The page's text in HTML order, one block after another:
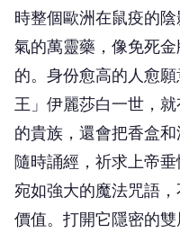
時整個歐洲在鼠疫的
氣的萬靈藥，像免死
的。身份愈高的人愈
王」伊麗莎白一世，
的貴族，還會把香盒
隨時誦經，祈求上帝
宛如強大的魔法咒語
價值。打開它隱密的